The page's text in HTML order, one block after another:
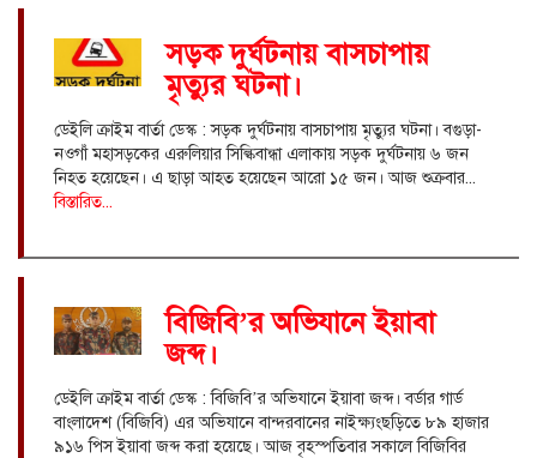
সড়ক দুর্ঘটনায় বাসচাপায়
মৃত্যুর ঘটনা।
ডেইলি ক্রাইম বার্তা ডেস্ক : সড়ক দুর্ঘটনায় বাসচাপায় মৃত্যুর ঘটনা। বগুড়া-
নওগাঁ মহাসড়কের এরুলিয়ার সিল্কিবান্ধা এলাকায় সড়ক দুর্ঘটনায় ৬ জন
নিহত হয়েছেন। এ ছাড়া আহত হয়েছেন আরো ১৫ জন। আজ শুক্রবার...
বিস্তারিত...
বিজিবি’র অভিযানে ইয়াবা
জব্দ।
ডেইলি ক্রাইম বার্তা ডেস্ক : বিজিবি’র অভিযানে ইয়াবা জব্দ। বর্ডার গার্ড
বাংলাদেশ (বিজিবি) এর অভিযানে বান্দরবানের নাইক্ষ্যংছড়িতে ৮৯ হাজার
৯১৬ পিস ইয়াবা জব্দ করা হয়েছে। আজ বৃহস্পতিবার সকালে বিজিবির